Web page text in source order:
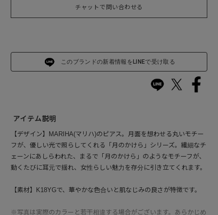
チャットで問い合わせる
このブランドの新着情報をLINEで受け取る
アイテム説明
【デザイン】MARIHA(マリハ)のピアス。月面を想わせる丸いモチー
フが、優しい光で照らしてくれる「月のかけら」シリーズ。繊細なチ
ェーンにあしらわれた、まるで「月のかけら」のようなモチーフが、
動くたびに耳元で揺れ、女性らしい魅力を存分に引き立てくれます。
【素材】K18YGで、華やかな色合いと肌なじみの良さが特徴です。
※写真は実際のカラーと若干相違する場合がございます。あらかじめ